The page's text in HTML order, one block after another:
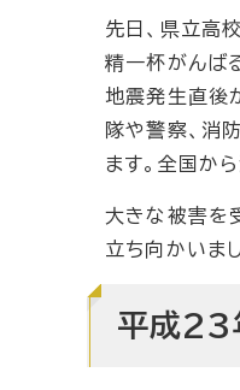
先日、県立高
精一杯がんば
地震発生直後
隊や警察、消
ます。全国か
大きな被害を
立ち向かいまし
平成23